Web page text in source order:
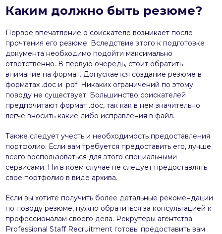
Каким должно быть резюме?
Первое впечатление о соискателе возникает после
прочтения его резюме. Вследствие этого к подготовке
документа необходимо подойти максимально
ответственно. В первую очередь, стоит обратить
внимание на формат. Допускается создание резюме в
форматах .doc и .pdf. Никаких ограничений по этому
поводу не существует. Большинство соискателей
предпочитают формат .doc, так как в нем значительно
легче вносить какие-либо исправления в файл.
Также следует учесть и необходимость предоставления
портфолио. Если вам требуется предоставить его, лучше
всего воспользоваться для этого специальными
сервисами. Ни в коем случае не следует предоставлять
свое портфолио в виде архива.
Если вы хотите получить более детальные рекомендации
по поводу резюме, нужно обратиться за консультацией к
профессионалам своего дела. Рекрутеры агентства
Professional Staff Recruitment готовы предоставить вам